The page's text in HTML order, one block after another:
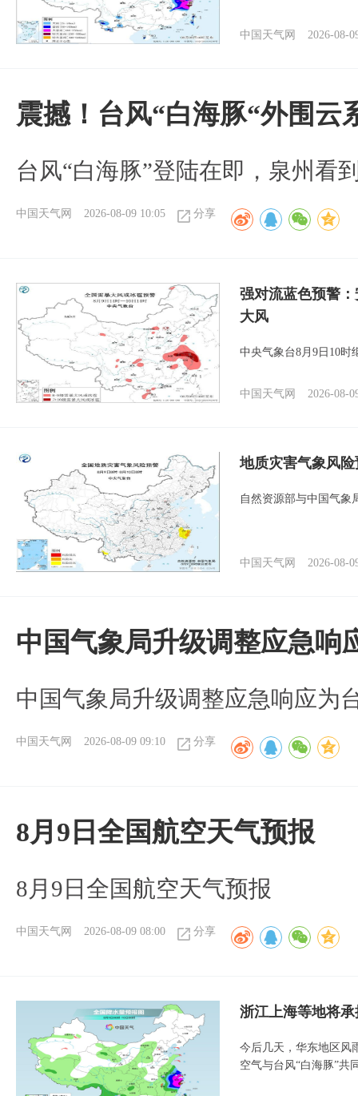
中国天气网 2026-08-
震撼！台风“白海豚“外围云
台风“白海豚”登陆在即，泉州看
中国天气网 2026-08-09 10:05 分享
强对流蓝色预警
大风
中央气象台8月9日10时
中国天气网 2026-08-
地质灾害气象风
自然资源部与中国气象
中国天气网 2026-08-
中国气象局升级调整应急响
中国气象局升级调整应急响应为
中国天气网 2026-08-09 09:10 分享
8月9日全国航空天气预报
8月9日全国航空天气预报​
中国天气网 2026-08-09 08:00 分享
浙江上海等地将
今后几天，华东地区风
空气与台风“白海豚”共